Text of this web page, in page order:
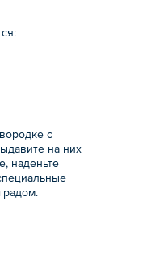
с
на них
наденьте